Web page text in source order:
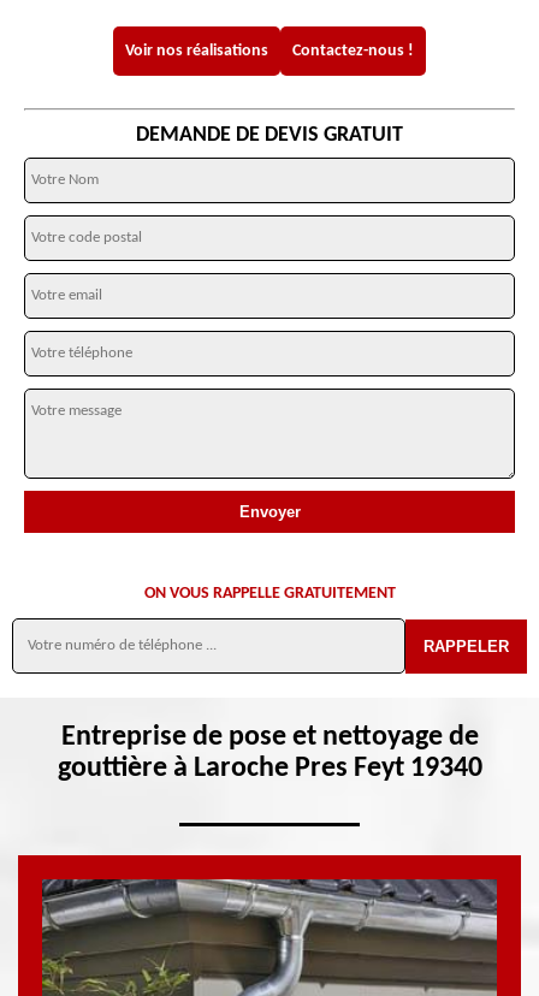
Voir nos réalisations Contactez-nous !
DEMANDE DE DEVIS GRATUIT
ON VOUS RAPPELLE GRATUITEMENT
Entreprise de pose et nettoyage de
gouttière à Laroche Pres Feyt 19340